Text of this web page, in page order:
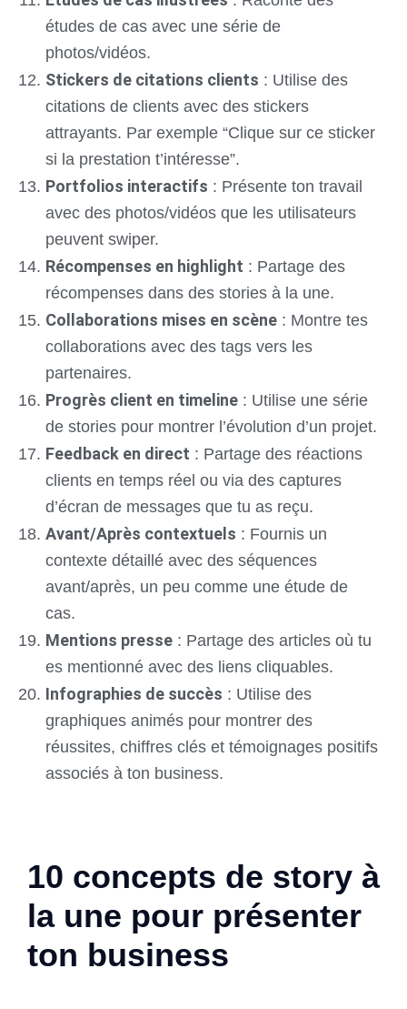
études de cas avec une série de
photos/vidéos.
Stickers de citations clients : Utilise des
citations de clients avec des stickers
attrayants. Par exemple “Clique sur ce sticker
si la prestation t’intéresse”.
Portfolios interactifs : Présente ton travail
avec des photos/vidéos que les utilisateurs
peuvent swiper.
Récompenses en highlight : Partage des
récompenses dans des stories à la une.
Collaborations mises en scène : Montre tes
collaborations avec des tags vers les
partenaires.
Progrès client en timeline : Utilise une série
de stories pour montrer l’évolution d’un projet.
Feedback en direct : Partage des réactions
clients en temps réel ou via des captures
d’écran de messages que tu as reçu.
Avant/Après contextuels : Fournis un
contexte détaillé avec des séquences
avant/après, un peu comme une étude de
cas.
Mentions presse : Partage des articles où tu
es mentionné avec des liens cliquables.
Infographies de succès : Utilise des
graphiques animés pour montrer des
réussites, chiffres clés et témoignages positifs
associés à ton business.
10 concepts de story à
la une pour présenter
ton business